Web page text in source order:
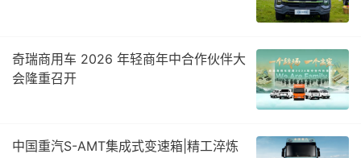
奇瑞商用车 2026 年轻商年中合作伙伴大
会隆重召开
中国重汽S-AMT集成式变速箱|精工淬炼